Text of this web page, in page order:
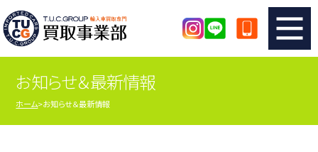
TUCのカンタン査定
査定の注意事項 メーカー別査定フォーム
お知らせ＆最新情報
ホーム お知らせ＆最新情報